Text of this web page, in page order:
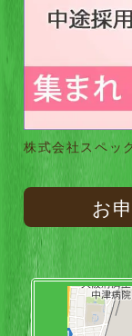
株式会社スペッ
お